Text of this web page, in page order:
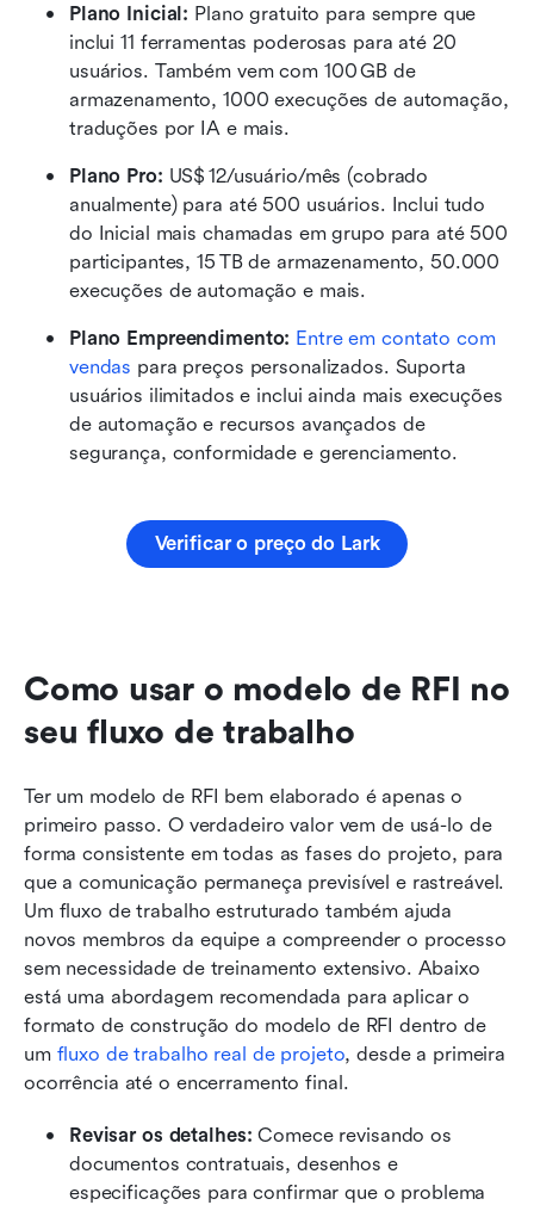
Plano Inicial: Plano gratuito para sempre que
inclui 11 ferramentas poderosas para até 20
usuários. Também vem com 100 GB de
armazenamento, 1000 execuções de automação,
traduções por IA e mais.
Plano Pro: US$ 12/usuário/mês (cobrado
anualmente) para até 500 usuários. Inclui tudo
do Inicial mais chamadas em grupo para até 500
participantes, 15 TB de armazenamento, 50.000
execuções de automação e mais.
Plano Empreendimento: Entre em contato com
vendas para preços personalizados. Suporta
usuários ilimitados e inclui ainda mais execuções
de automação e recursos avançados de
segurança, conformidade e gerenciamento.
Verificar o preço do Lark
Como usar o modelo de RFI no
seu fluxo de trabalho
Ter um modelo de RFI bem elaborado é apenas o
primeiro passo. O verdadeiro valor vem de usá-lo de
forma consistente em todas as fases do projeto, para
que a comunicação permaneça previsível e rastreável.
Um fluxo de trabalho estruturado também ajuda
novos membros da equipe a compreender o processo
sem necessidade de treinamento extensivo. Abaixo
está uma abordagem recomendada para aplicar o
formato de construção do modelo de RFI dentro de
um fluxo de trabalho real de projeto, desde a primeira
ocorrência até o encerramento final.
Revisar os detalhes: Comece revisando os
documentos contratuais, desenhos e
especificações para confirmar que o problema